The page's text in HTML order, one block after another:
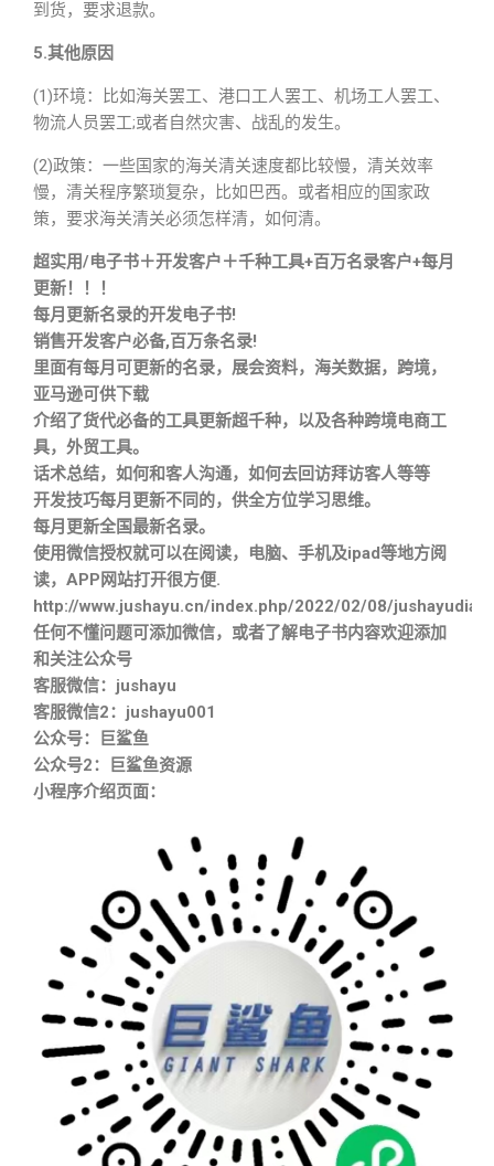
到货，要求退款。
5.其他原因
(1)环境：比如海关罢工、港口工人罢工、机场工人罢工、
物流人员罢工;或者自然灾害、战乱的发生。
(2)政策：一些国家的海关清关速度都比较慢，清关效率
慢，清关程序繁琐复杂，比如巴西。或者相应的国家政
策，要求海关清关必须怎样清，如何清。
超实用/电子书＋开发客户＋千种工具+百万名录客户+每月
更新！！！
每月更新名录的开发电子书!
销售开发客户必备,百万条名录!
里面有每月可更新的名录，展会资料，海关数据，跨境，
亚马逊可供下载
介绍了货代必备的工具更新超千种，以及各种跨境电商工
具，外贸工具。
话术总结，如何和客人沟通，如何去回访拜访客人等等
开发技巧每月更新不同的，供全方位学习思维。
每月更新全国最新名录。
使用微信授权就可以在阅读，电脑、手机及ipad等地方阅
读，APP网站打开很方便.
http://www.jushayu.cn/index.php/2022/02/08/
任何不懂问题可添加微信，或者了解电子书内容欢迎添加
和关注公众号
客服微信：jushayu
客服微信2：jushayu001
公众号：巨鲨鱼
公众号2：巨鲨鱼资源
小程序介绍页面：